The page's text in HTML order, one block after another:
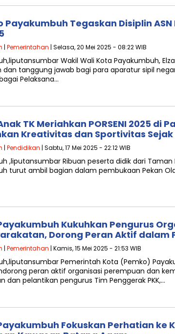
Payakumbuh Tegaskan Disiplin
| Pemerintahan | Selasa, 20 Mei 2025 - 08:22 WIB
Wakil Wali Kota Payakumbuh,
dan tanggung jawab bagi para aparatur sipil
Pelaksana…
TK Meriahkan PORSENI 2025 di
Kreativitas dan Sportivitas Sejak
| Pendidikan | Sabtu, 17 Mei 2025 - 22:12 WIB
,liputansumbar Ribuan peserta didik dari
turut ambil bagian dalam pembukaan Pekan
Kukuhkan Pengurus
Dorong Peran Aktif dalam
| Pemerintahan | Kamis, 15 Mei 2025 - 21:53 WIB
Pemerintah Kota (Pemko)
peran aktif organisasi perempuan dan
dan pelantikan pengurus Tim Penggerak PKK,…
Fokuskan Perhatian ke